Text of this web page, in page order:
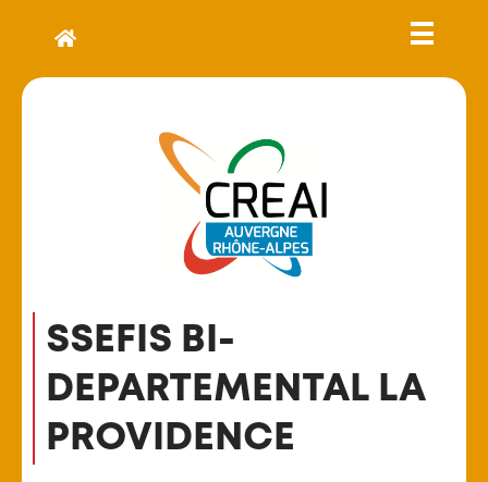
SSEFIS BI-
DEPARTEMENTAL LA
PROVIDENCE